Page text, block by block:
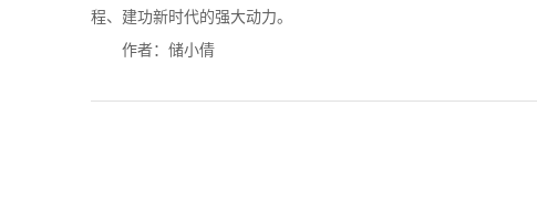
程、建功新时代的强大动力。
作者：储小倩